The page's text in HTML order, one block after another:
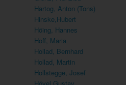
Hartog, Anton (Tons)
Hinske,Hubert
Höing, Hannes
Hoff, Maria
Hollad, Bernhard
Hollad, Martin
Hollstegge, Josef